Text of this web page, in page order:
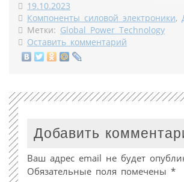
19.10.2023
Компоненты силовой электроники,
Метки: Global Power Technology
Оставить комментарий
Добавить
Ваш адрес email не будет
Обязательные поля помечены *